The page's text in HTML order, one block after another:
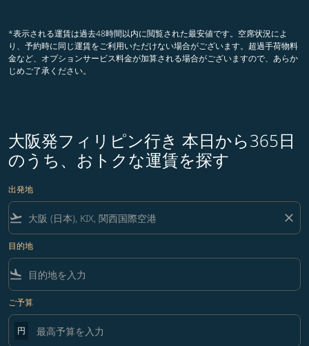
*表示される運賃は過去48時間以内に閲覧された最安値です。空席状況によ
り、予約時に同じ運賃をご利用いただけない場合がございます。超過手荷物料
金など、オプションサービス料金が加算される場合がございますので、あらか
じめご了承ください。
大阪発フィリピン行き 本日から365日
のうち、おトクな運賃を探す
出発地
flight_takeoff close
目的地
flight_land
ご予算
円